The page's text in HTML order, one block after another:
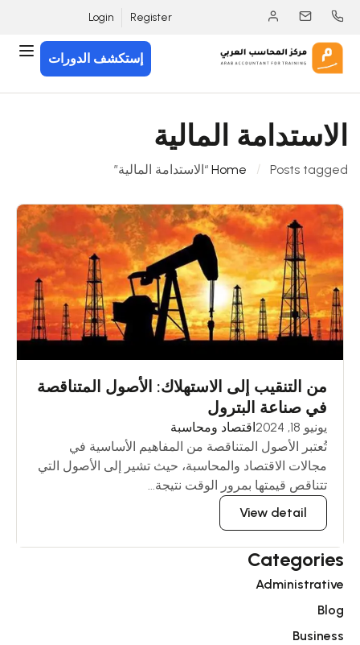
Register
Login
إستكشف الدورات
الاستدامة المالية
Home Posts tagged “الاستدامة المالية”
من التنقيب إلى الاستهلاك: الأصول المتناقصة
في صناعة البترول
يونيو 18, 2024
اقتصاد ومحاسبة
تُعتبر الأصول المتناقصة من المفاهيم الأساسية في
مجالات الاقتصاد والمحاسبة، حيث تشير إلى الأصول التي
تتناقص قيمتها بمرور الوقت نتيجة...
View detail
Categories
Administrative
Blog
Business